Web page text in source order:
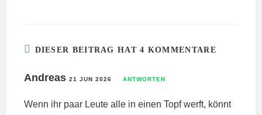
DIESER BEITRAG HAT 4 KOMMENTARE
Andreas21 JUN 2026 ANTWORTEN
Wenn ihr paar Leute alle in einen Topf werft, könnt